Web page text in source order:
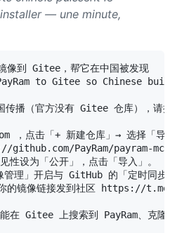
— une minute,
像到 Gitee，帮它在中国被发现
to Gitee so Chinese
传播（官方没有 Gitee 仓库），请
点击「+ 新建仓库」→ 选择「导
PayRam/payram-mcp
设为「公开」，点击「导入」。
理」开启与 GitHub 的「定时同步
的镜像链接发到社区 https://t.me/
能在 Gitee 上搜索到 PayRam